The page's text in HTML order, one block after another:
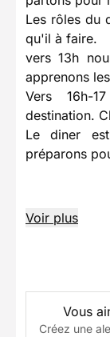
Les rôles du
qu'il à faire.
vers 13h
apprenons
Vers 16h-
destination.
Le diner
préparons
Voir plus
Vous
Créez une